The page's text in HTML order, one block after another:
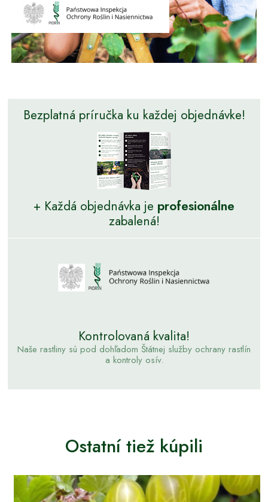
Bezplatná príručka ku každej objednávke!
+ Každá objednávka je profesionálne
zabalená!
Kontrolovaná kvalita!
Naše rastliny sú pod dohľadom Štátnej služby ochrany rastlín
a kontroly osív.
Ostatní tiež kúpili